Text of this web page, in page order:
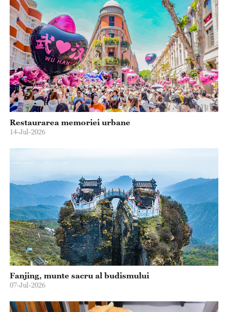
Restaurarea memoriei urbane
14-Jul-2026
Fanjing, munte sacru al budismului
07-Jul-2026